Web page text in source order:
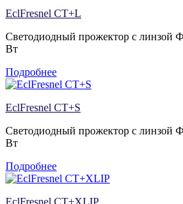
EclFresnel CT+L
Светодиодный прожектор с линзой
Вт
Подробнее
EclFresnel CT+S
Светодиодный прожектор с линзой
Вт
Подробнее
EclFresnel CT+XLIP